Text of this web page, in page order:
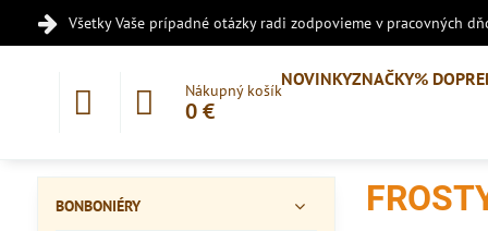
Všetky Vaše prípadné otázky radi zodpovieme v pracovných
Nákupný košík
0 €
NOVINKYZNAČKY%
BONBONIÉRY